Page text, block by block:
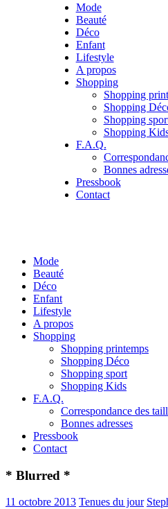
Mode
Beauté
Déco
Enfant
Lifestyle
A propos
Shopping
Shopping
Shopping
Shopping
Shopping
F.A.Q.
Bonnes
Pressbook
Contact
Mode
Beauté
Déco
Enfant
Lifestyle
A propos
Shopping
Shopping printemps
Shopping Déco
Shopping sport
Shopping Kids
F.A.Q.
Correspondance des
Bonnes adresses
Pressbook
Contact
* Blurred *
11 octobre 2013 Tenues du jour